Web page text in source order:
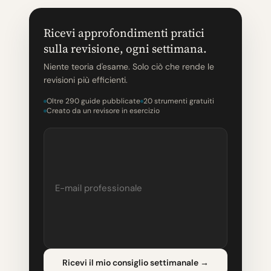
Ricevi approfondimenti pratici
sulla revisione, ogni settimana.
Niente teoria d'esame. Solo ciò che rende le
revisioni più efficienti.
Oltre 290 guide pubblicate 20 strumenti gratuiti
Creato da un revisore in esercizio
Ricevi il mio consiglio settimanale →